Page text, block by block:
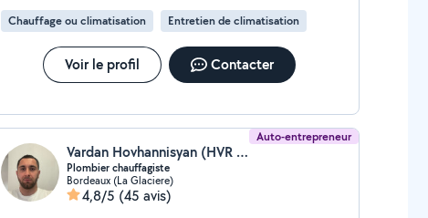
Chauffage ou climatisation Entretien de climatisation
Voir le profil Contacter
Auto-entrepreneur
Vardan Hovhannisyan (HVR PLOMBERIE)
Plombier chauffagiste
Bordeaux (La Glaciere)
4,8/5 (45 avis)